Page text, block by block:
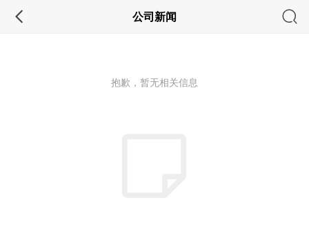
公司新闻
抱歉，暂无相关信息